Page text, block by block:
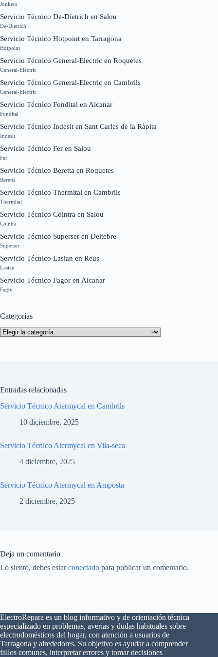
Junkers
Servicio Técnico De-Dietrich en Salou
De-Dietrich
Servicio Técnico Hotpoint en Tarragona
Hotpoint
Servicio Técnico General-Electric en Roquetes
General-Electric
Servicio Técnico General-Electric en Cambrils
General-Electric
Servicio Técnico Fondital en Alcanar
Fondital
Servicio Técnico Indesit en Sant Carles de la Ràpita
Indesit
Servicio Técnico Fer en Salou
Fer
Servicio Técnico Beretta en Roquetes
Beretta
Servicio Técnico Thermital en Cambrils
Thermital
Servicio Técnico Cointra en Salou
Cointra
Servicio Técnico Superser en Deltebre
Superser
Servicio Técnico Lasian en Reus
Lasian
Servicio Técnico Fagor en Alcanar
Fagor
Categorías
Categorías
Entradas relacionadas
Servicio Técnico Atermycal en Cambrils
10 diciembre, 2025
Servicio Técnico Atermycal en Vila-seca
4 diciembre, 2025
Servicio Técnico Atermycal en Amposta
2 diciembre, 2025
Deja un comentario
Lo siento, debes estarconectado para publicar un comentario.
ElectroRepara es un blog informativo y de orientación técnica
especializado en problemas, averías y dudas habituales sobre
electrodomésticos del hogar, con atención a usuarios de
Tarragona y alrededores. Su objetivo es ayudar a comprender
fallos comunes, interpretar errores y tomar decisiones
🔧¿Problemas con tu
electrodoméstico?